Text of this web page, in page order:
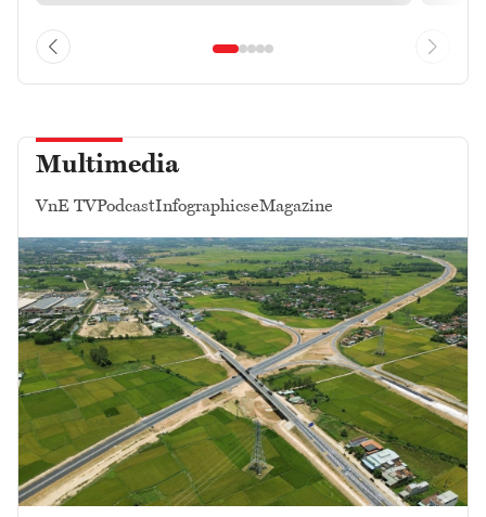
Multimedia
VnE TVPodcastInfographicseMagazine